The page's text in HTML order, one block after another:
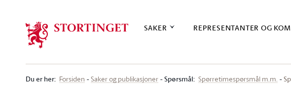
SAKER REPRESENTANTER OG
Du er her: Forsiden Saker og publikasjoner Spørsmål: Spørretimespørsmål m.m.